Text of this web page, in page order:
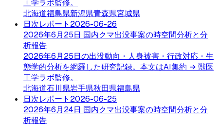
工学ラボ監修。
北海道福島県新潟県青森県宮城県
日次レポート 2026-06-26
2026年6月25日 国内クマ出没事案の時空間分析と分
析報告
2026年6月25日の出没動向・人身被害・行政対応・生
態学的分析を網羅した研究記録。本文はAI集約 → 獣医
工学ラボ監修。
北海道石川県岩手県秋田県福島県
日次レポート 2026-06-25
2026年6月24日 国内クマ出没事案の時空間分析と分
析報告